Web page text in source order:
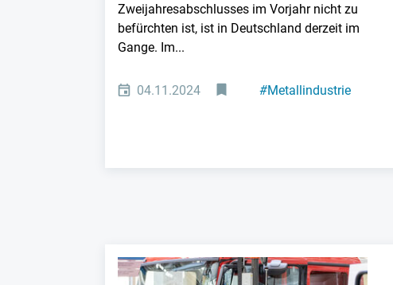
Zweijahresabschlusses im Vorjahr nicht zu
befürchten ist, ist in Deutschland derzeit im
Gange. Im...
04.11.2024 #Metallindustrie